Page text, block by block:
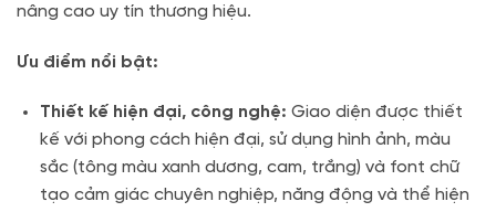
nâng cao uy tín thương hiệu.
Ưu điểm nổi bật:
Thiết kế hiện đại, công nghệ: Giao diện được thiết
kế với phong cách hiện đại, sử dụng hình ảnh, màu
sắc (tông màu xanh dương, cam, trắng) và font chữ
tạo cảm giác chuyên nghiệp, năng động và thể hiện